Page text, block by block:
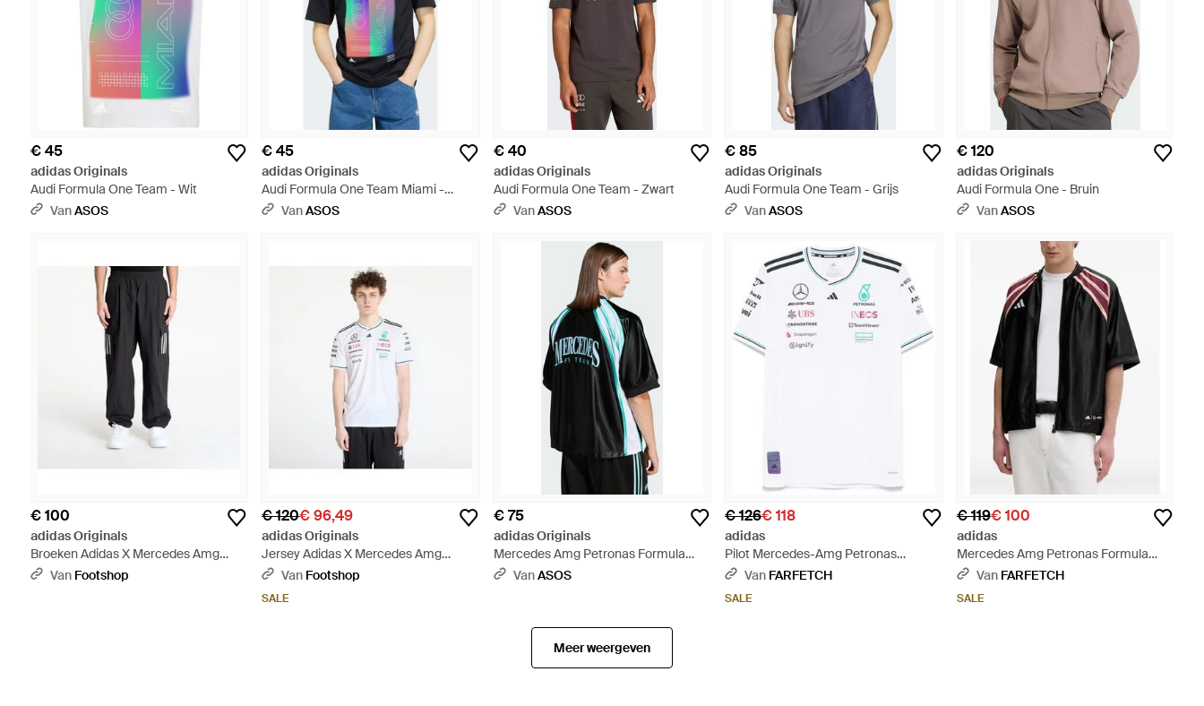
€ 45
adidas Originals
Audi Formula One Team - Wit
VanASOS
€ 45
adidas Originals
Audi Formula One Team Miami -
Blauw
VanASOS
€ 40
adidas Originals
Audi Formula One Team - Zwart
VanASOS
€ 85
adidas Originals
Audi Formula One Team - Grijs
VanASOS
€ 120
adidas Originals
Audi Formula One - Bruin
VanASOS
€ 100
adidas Originals
Broeken Adidas X Mercedes Amg
Petronas Formula One Team
Van Footshop
€ 120€ 96,49
adidas Originals
Jersey Adidas X Mercedes Amg
Petronas Formula One Team Driver
Van Footshop
SALE
€ 75
adidas Originals
Mercedes Amg Petronas Formula
One - Zwart
VanASOS
€ 126€ 118
adidas
Pilot Mercedes-Amg Petronas
Formula One Team T-Shirt - Wit
Van FARFETCH
SALE
€ 119€ 100
adidas
Mercedes Amg Petronas Formula
One Team Las Vegas Overhemd -
Van FARFETCH
SALE
Meer weergeven